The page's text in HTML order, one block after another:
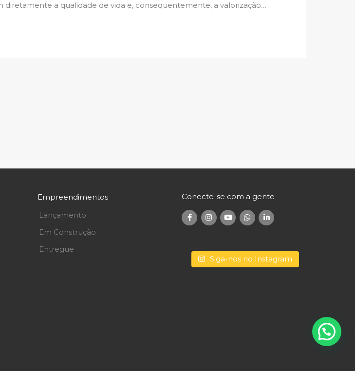
a qualidade de vida e, consequentemente, a valorização…
Empreendimentos
Lançamento
Em Construção
Entregue
Conecte-se com a gente
Siga-nos no Instagram